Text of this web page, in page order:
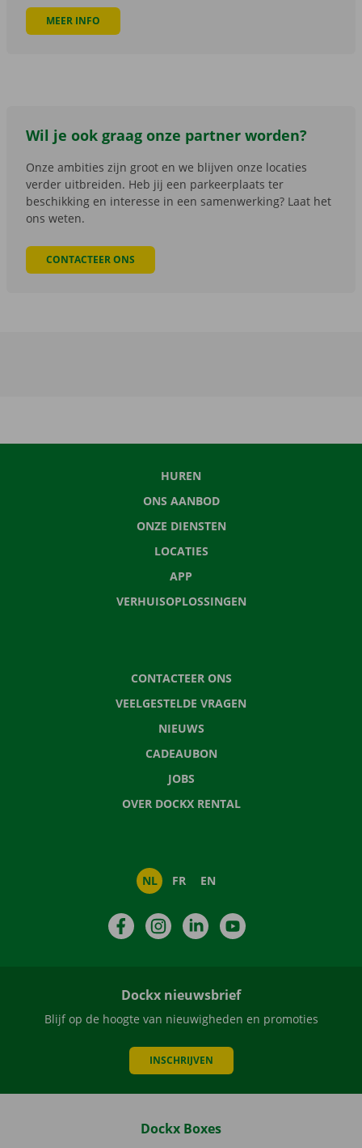
MEER INFO
Wil je ook graag onze partner worden?
Onze ambities zijn groot en we blijven onze locaties
verder uitbreiden. Heb jij een parkeerplaats ter
beschikking en interesse in een samenwerking? Laat het
ons weten.
CONTACTEER ONS
HUREN
ONS AANBOD
ONZE DIENSTEN
LOCATIES
APP
VERHUISOPLOSSINGEN
CONTACTEER ONS
VEELGESTELDE VRAGEN
NIEUWS
CADEAUBON
JOBS
OVER DOCKX RENTAL
NL FR EN
FacebookInstagramLinkedIn
Dockx nieuwsbrief
Blijf op de hoogte van nieuwigheden en promoties
INSCHRIJVEN
Dockx Boxes